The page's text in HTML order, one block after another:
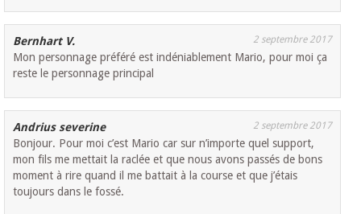
Bernhart V. 2 septembre 2017
Mon personnage préféré est indéniablement Mario, pour moi ça
reste le personnage principal
Andrius severine 2 septembre 2017
Bonjour. Pour moi c’est Mario car sur n’importe quel support,
mon fils me mettait la raclée et que nous avons passés de bons
moment à rire quand il me battait à la course et que j’étais
toujours dans le fossé.